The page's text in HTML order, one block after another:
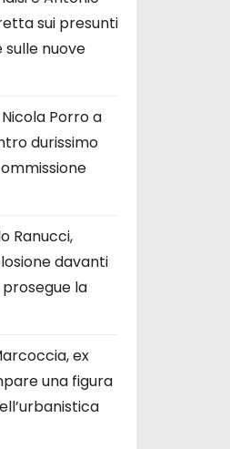
sui presunti
sulle nuove
Porro a
durissimo
Ranucci,
davanti
la
ex
una figura